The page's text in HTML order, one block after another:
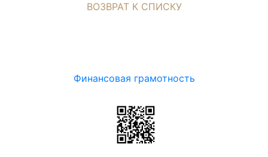
ВОЗВРАТ К СПИСКУ
Финансовая грамотность